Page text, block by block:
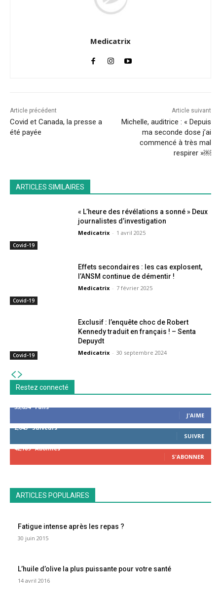
Medicatrix
Article précédent
Covid et Canada, la presse a
été payée
Article suivant
Michelle, auditrice : « Depuis
ma seconde dose j’ai
commencé à très mal
respirer »￼
ARTICLES SIMILAIRES
Covid-19
« L’heure des révélations a sonné » Deux
journalistes d’investigation
Medicatrix - 1 avril 2025
Covid-19
Effets secondaires : les cas explosent,
l’ANSM continue de démentir !
Medicatrix - 7 février 2025
Covid-19
Exclusif : l’enquête choc de Robert
Kennedy traduit en français ! – Senta
Depuydt
Medicatrix - 30 septembre 2024
Restez connecté
53,654
Fans
J'AIME
2,043 Suiveurs
SUIVRE
42,789 Abonnés
S'ABONNER
ARTICLES POPULAIRES
Fatigue intense après les repas ?
30 juin 2015
L’huile d’olive la plus puissante pour votre santé
14 avril 2016